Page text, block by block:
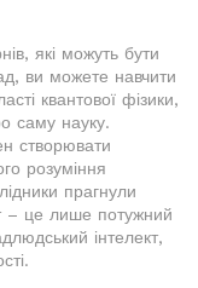
які можуть бути
ви можете навчити
квантової фізики,
саму науку.
створювати
розуміння
прагнули
– це лише потужний
інтелект,